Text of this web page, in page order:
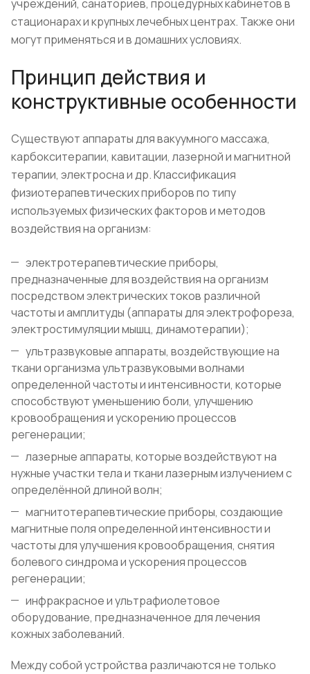
учреждений, санаториев, процедурных кабинетов в
стационарах и крупных лечебных центрах. Также они
могут применяться и в домашних условиях.
Принцип действия и
конструктивные особенности
Существуют аппараты для вакуумного массажа,
карбокситерапии, кавитации, лазерной и магнитной
терапии, электросна и др. Классификация
физиотерапевтических приборов по типу
используемых физических факторов и методов
воздействия на организм:
электротерапевтические приборы,
предназначенные для воздействия на организм
посредством электрических токов различной
частоты и амплитуды (аппараты для электрофореза,
электростимуляции мышц, динамотерапии);
ультразвуковые аппараты, воздействующие на
ткани организма ультразвуковыми волнами
определенной частоты и интенсивности, которые
способствуют уменьшению боли, улучшению
кровообращения и ускорению процессов
регенерации;
лазерные аппараты, которые воздействуют на
нужные участки тела и ткани лазерным излучением с
определённой длиной волн;
магнитотерапевтические приборы, создающие
магнитные поля определенной интенсивности и
частоты для улучшения кровообращения, снятия
болевого синдрома и ускорения процессов
регенерации;
инфракрасное и ультрафиолетовое
оборудование, предназначенное для лечения
кожных заболеваний.
Между собой устройства различаются не только